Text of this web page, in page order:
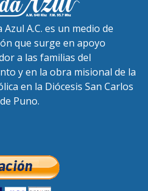
Azul A.C. es un medio de
que surge en apoyo
a las familias del
y en la obra misional de la
en la Diócesis San Carlos
Puno.